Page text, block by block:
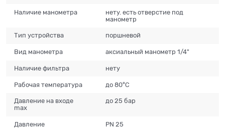
Наличие манометра
нету. есть отверстие под
манометр
Тип устройства поршневой
Вид манометра аксиальный манометр 1/4"
Наличие фильтра нету
Рабочая температура до 80°C
Давление на входе
max
до 25 бар
Давление РN 25